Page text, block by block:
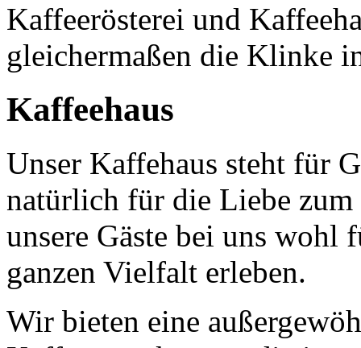
Kaffeerösterei und
gleichermaßen die Klinke
Kaffeehaus
Unser Kaffehaus steht für
natürlich für die Liebe zum
unsere Gäste bei uns wohl
ganzen Vielfalt erleben.
Wir bieten eine